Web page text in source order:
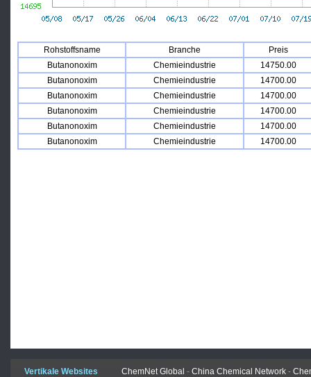
Rohstoffsname Branche
Preis
Butanonoxim
Chemieindustrie
14750.00
Butanonoxim
Chemieindustrie
14700.00
Butanonoxim
Chemieindustrie
14700.00
Butanonoxim
Chemieindustrie
14700.00
Butanonoxim
Chemieindustrie
14700.00
Butanonoxim
Chemieindustrie 14700.00
Vertikale Websites ChemNet Global - China Chemical Network -